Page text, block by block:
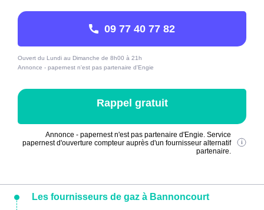
09 77 40 77 82
Ouvert du Lundi au Dimanche de 8h00 à 21h
Annonce - papernest n'est pas partenaire d'Engie
Rappel gratuit
Annonce - papernest n'est pas partenaire d'Engie. Service
papernest d'ouverture compteur auprès d'un fournisseur alternatif
partenaire.
Les fournisseurs de gaz à Bannoncourt